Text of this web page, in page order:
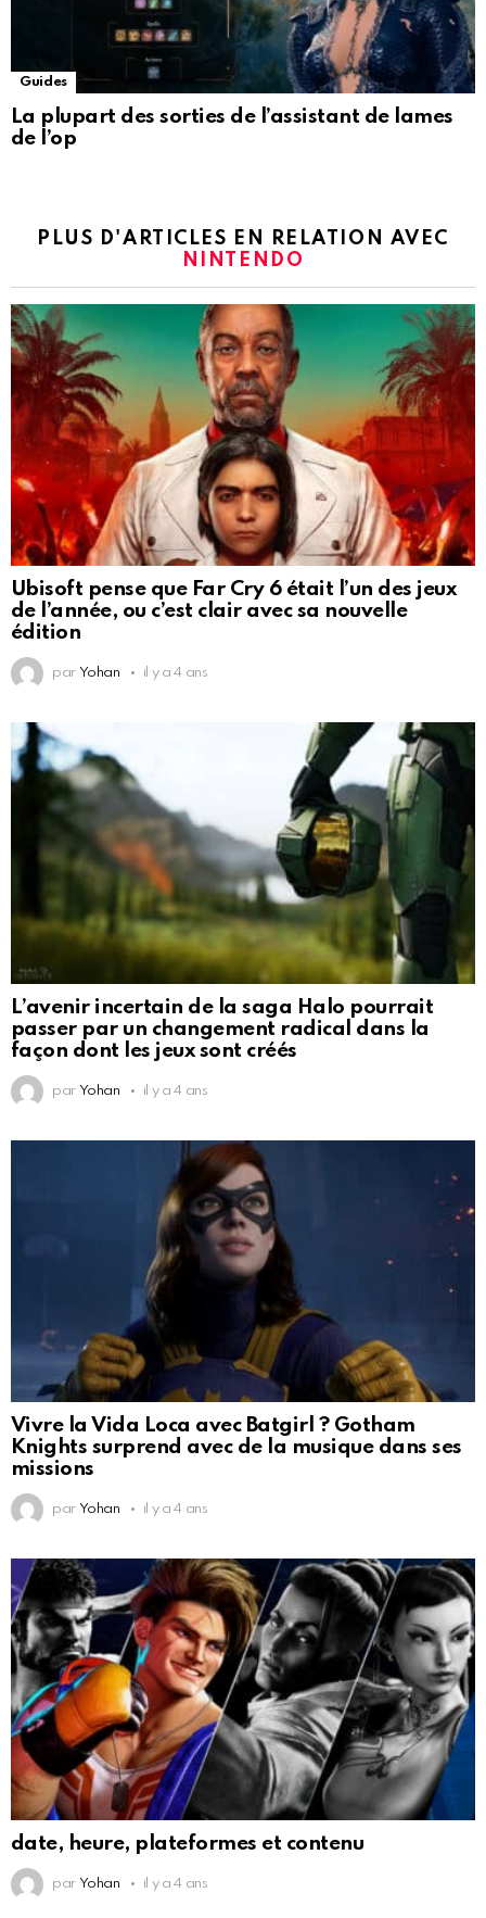
Guides
La plupart des sorties de l’assistant de lames
de l’op
PLUS D'ARTICLES EN RELATION AVEC
NINTENDO
Ubisoft pense que Far Cry 6 était l’un des jeux
de l’année, ou c’est clair avec sa nouvelle
édition
par Yohan il y a 4 ans
L’avenir incertain de la saga Halo pourrait
passer par un changement radical dans la
façon dont les jeux sont créés
par Yohan il y a 4 ans
Vivre la Vida Loca avec Batgirl ? Gotham
Knights surprend avec de la musique dans ses
missions
par Yohan il y a 4 ans
date, heure, plateformes et contenu
par Yohan il y a 4 ans